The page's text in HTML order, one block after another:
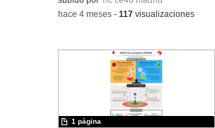
-hace 4 meses -117 visualizaciones
1 página